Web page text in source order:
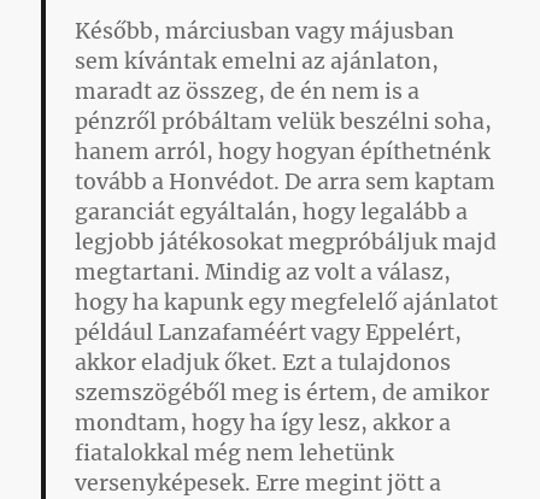
Később, márciusban vagy májusban
sem kívántak emelni az ajánlaton,
maradt az összeg, de én nem is a
pénzről próbáltam velük beszélni soha,
hanem arról, hogy hogyan építhetnénk
tovább a Honvédot. De arra sem kaptam
garanciát egyáltalán, hogy legalább a
legjobb játékosokat megpróbáljuk majd
megtartani. Mindig az volt a válasz,
hogy ha kapunk egy megfelelő ajánlatot
például Lanzafaméért vagy Eppelért,
akkor eladjuk őket. Ezt a tulajdonos
szemszögéből meg is értem, de amikor
mondtam, hogy ha így lesz, akkor a
fiatalokkal még nem lehetünk
versenyképesek. Erre megint jött a